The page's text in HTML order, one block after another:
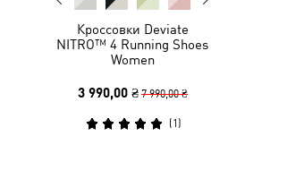
Кроссовки Deviate
NITRO™ 4 Running Shoes
Women
3 990,00 ₴ 7 990,00 ₴
(1 )